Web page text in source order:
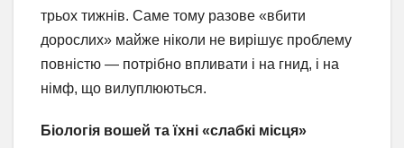
трьох тижнів. Саме тому разове «вбити
дорослих» майже ніколи не вирішує проблему
повністю — потрібно впливати і на гнид, і на
німф, що вилуплюються.
Біологія вошей та їхні «слабкі місця»